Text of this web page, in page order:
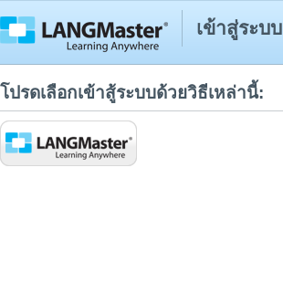
เข้าสู่ระบบ
โปรดเลือกเข้าสู้ระบบด้วยวิธีเหล่านี้: